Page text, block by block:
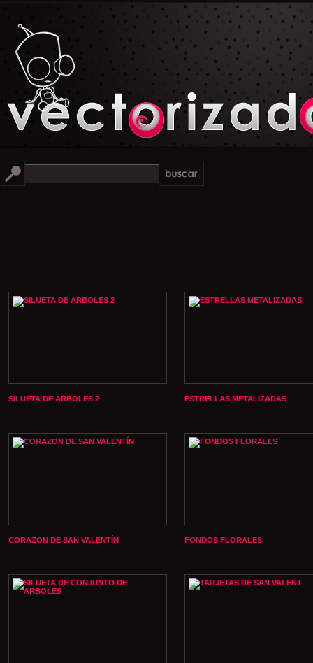
SILUETA DE ARBOLES 2 ESTRELLAS METALIZADAS
CORAZON DE SAN VALENTÍN FONDOS FLORALES